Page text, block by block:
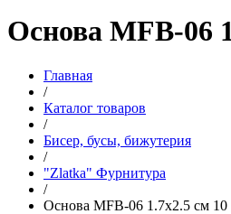
Основа MFB-06
Главная
/
Каталог товаров
/
Бисер, бусы, бижутерия
/
"Zlatka" Фурнитура
/
Основа MFB-06 1.7х2.5 см